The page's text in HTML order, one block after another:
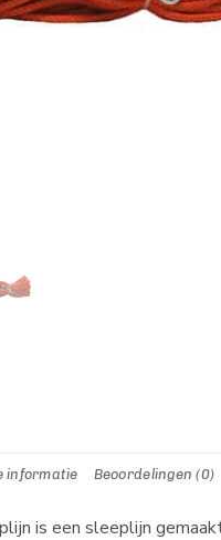
informatie Beoordelingen (0)
is een sleeplijn